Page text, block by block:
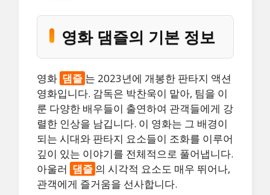
영화 댐즐의 기본 정보
영화 댐즐 는 2023년에 개봉한 판타지 액션
영화입니다. 감독은 박찬욱이 맡아, 팀을 이
룬 다양한 배우들이 출연하여 관객들에게 강
렬한 인상을 남깁니다. 이 영화는 그 배경이
되는 시대와 판타지 요소들이 조화를 이루어
깊이 있는 이야기를 전체적으로 풀어냅니다.
아울러 댐즐 의 시각적 요소도 매우 뛰어나,
관객에게 즐거움을 선사합니다.